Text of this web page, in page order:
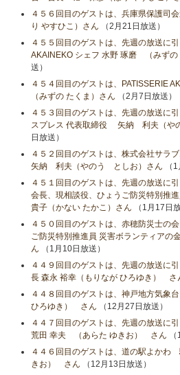
４５６回目のゲストは、兵庫県保護
り やすひこ）さん （2月21日放送）
４５５回目のゲストは、先週の放送に
AKAINEKO シェフ 水野 琢磨 （みずの
送）
４５４回目のゲストは、PATISSERIE
（みずの たくま）さん （2月7日放送）
４５３回目のゲストは、先週の放送に
スプレス 代表取締役 矢納 利夫（や
日放送）
４５２回目のゲストは、株式会社サラ
矢納 利夫（やのう としお）さん （
４５１回目のゲストは、先週の放送に
会長、現相談役、ひょうご防災特別推
貴子（かない たかこ）さん （1月17日放
４５０回目のゲストは、赤穂防災士の
ご防災特別推進員 災害ボランティアの
ん （1月10日放送）
４４９回目のゲストは、先週の放送に
長 森永 裕幸（もりなが ひろゆき） さ
４４８回目のゲストは、神戸地方気象
ひろゆき） さん （12月27日放送）
４４７回目のゲストは、先週の放送に
荒田 幸夫 （あらた ゆきお） さん
４４６回目のゲストは、道の駅よか
きお） さん （12月13日放送）